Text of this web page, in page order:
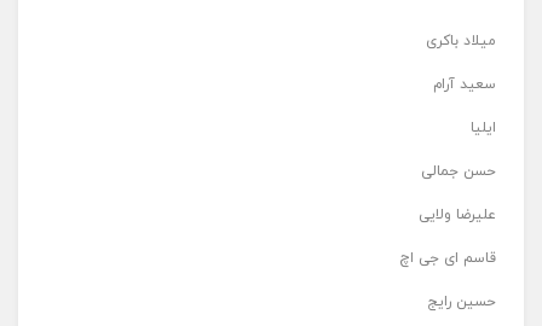
میلاد باکری
سعید آرام
ایلیا
حسن جمالی
علیرضا ولایی
قاسم ای جی اچ
حسین رایج